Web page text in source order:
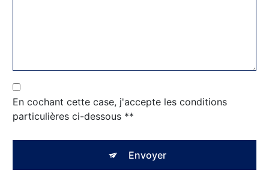
En cochant cette case, j'accepte les conditions
particulières ci-dessous **
Envoyer